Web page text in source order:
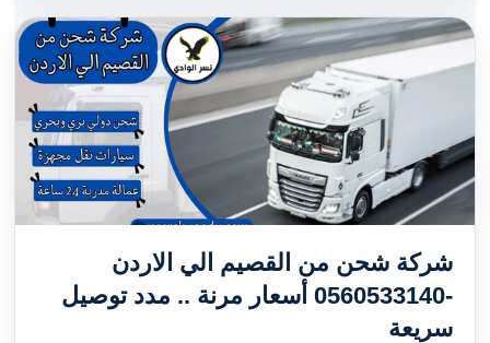
شركة شحن من القصيم الي الاردن
-0560533140 أسعار مرنة .. مدد توصيل
سريعة